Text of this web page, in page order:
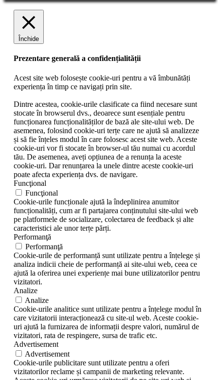
Închide
Prezentare generală a confidențialității
Acest site web folosește cookie-uri pentru a vă îmbunătăți
experiența în timp ce navigați prin site.
Dintre acestea, cookie-urile clasificate ca fiind necesare sunt
stocate în browserul dvs., deoarece sunt esențiale pentru
funcționarea funcționalităților de bază ale site-ului web. De
asemenea, folosind cookie-uri terțe care ne ajută să analizeze
și să fie înțeles modul în care folosesc acest site web. Aceste
cookie-uri vor fi stocate în browser-ul tău numai cu acordul
tău. De asemenea, aveți opțiunea de a renunța la aceste
cookie-uri. Dar renunțarea la unele dintre aceste cookie-uri
poate afecta experiența dvs. de navigare.
Funcţional
Funcţional
Cookie-urile funcționale ajută la îndeplinirea anumitor
funcționalități, cum ar fi partajarea conținutului site-ului web
pe platformele de socializare, colectarea de feedback și alte
caracteristici ale unor terțe părți.
Performanţă
Performanţă
Cookie-urile de performanță sunt utilizate pentru a înțelege și
analiza indicii cheie de performanță ai site-ului web, ceea ce
ajută la oferirea unei experiențe mai bune utilizatorilor pentru
vizitatori.
Analize
Analize
Cookie-urile analitice sunt utilizate pentru a înțelege modul în
care vizitatorii interacționează cu site-ul web. Aceste cookie-
uri ajută la furnizarea de informații despre valori, numărul de
vizitatori, rata de respingere, sursa de trafic etc.
Advertisement
Advertisement
Cookie-urile publicitare sunt utilizate pentru a oferi
vizitatorilor reclame și campanii de marketing relevante.